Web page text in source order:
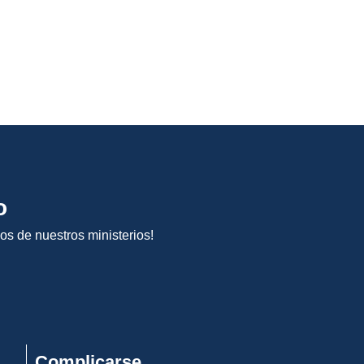
de nuestros ministerios!